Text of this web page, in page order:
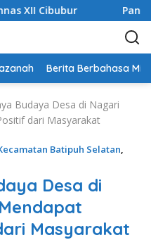
Cibubur Panitia
Berita Berbahasa
Budaya Desa di Nagari
dari Masyarakat
Batipuh Selatan,
Desa di
Masyarakat